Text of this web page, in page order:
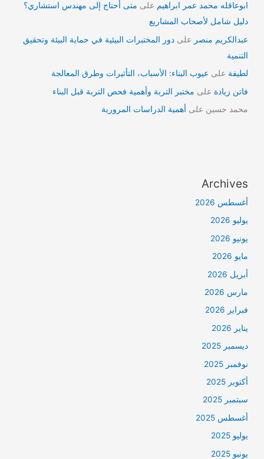
ابوعاقله محمد عمر ابراهيم على متى أحتاج إلى مهندس استشاري؟
دليل شامل لأصحاب المشاريع
عبدالكريم منصر علىدور المختبرات البيئية في حماية البيئة وتحقيق
التنمية
لطيفة على عيوب البناء: الأسباب، التأثيرات وطرق المعالجة
فاتن زيادة على مختبر التربة وأهمية فحص التربة قبل البناء
محمد حسين على أهمية الدراسات المرورية
Archives
أغسطس 2026
يوليو 2026
يونيو 2026
مايو 2026
أبريل 2026
مارس 2026
فبراير 2026
يناير 2026
ديسمبر 2025
نوفمبر 2025
أكتوبر 2025
سبتمبر 2025
أغسطس 2025
يوليو 2025
يونيو 2025